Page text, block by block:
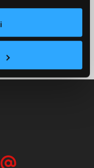
Utilizziamo i
cookie di
ed annunci, per
e per analizzare il
nellaCookie Policy
comando